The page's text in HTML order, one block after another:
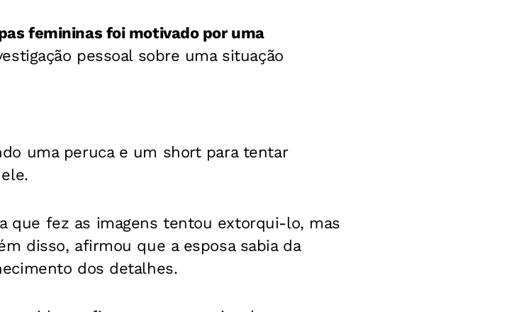
femininas foi motivado por uma
pessoal sobre uma situação
uma peruca e um short para tentar
que fez as imagens tentou extorqui-lo, mas
disso, afirmou que a esposa sabia da
dos detalhes.